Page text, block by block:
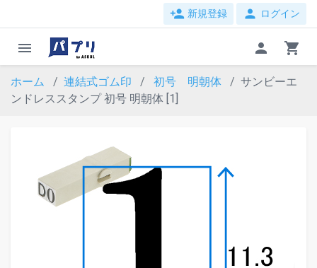
person_add 新規登録 person ログイン
menu person shopping_cart
ホーム 連結式ゴム印 初号 明朝体
サンビーエ
ンドレススタンプ 初号 明朝体 [1]